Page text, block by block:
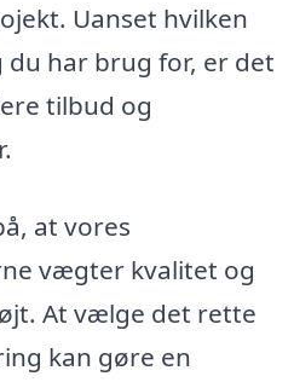
Uanset hvilken
har brug for, er det
tilbud og
at vores
vægter kvalitet og
At vælge det rette
kan gøre en